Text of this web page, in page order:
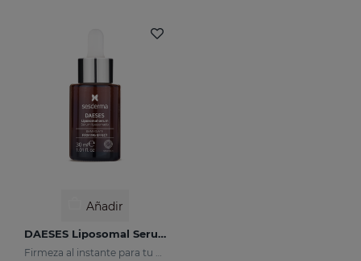
Añadir
DAESES Liposomal Serum
Firmeza al instante para tu piel